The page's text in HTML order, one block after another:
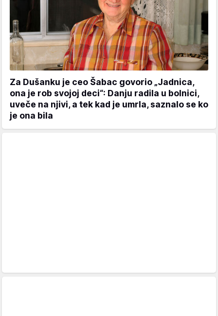
Za Dušanku je ceo Šabac govorio „Jadnica,
ona je rob svojoj deci“: Danju radila u bolnici,
uveče na njivi, a tek kad je umrla, saznalo se ko
je ona bila